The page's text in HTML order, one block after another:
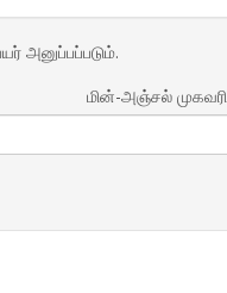
அனுப்பப்படும்.
மின்-அஞ்சல் முகவரி